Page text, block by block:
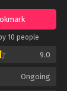
10 people
9.0
Ongoing